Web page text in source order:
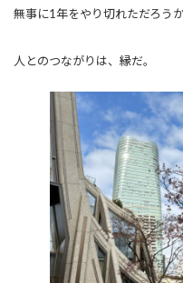
無事に1年をやり切れただろうか
人とのつながりは、縁だ。